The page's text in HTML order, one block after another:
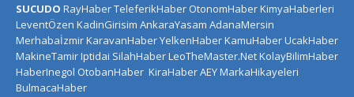
SUCUDO RayHaberTeleferikHaber OtonomHaberKimyaHaberleri
LeventÖzen KadinGirisim AnkaraYasam AdanaMersin
MerhabaİzmirKaravanHaberYelkenHaberKamuHaberUcakHaber
MakineTamirIptidai SilahHaberLeoTheMaster.NetKolayBilimHaber
HaberInegol OtobanHaber KiraHaberAEYMarkaHikayeleri
BulmacaHaber